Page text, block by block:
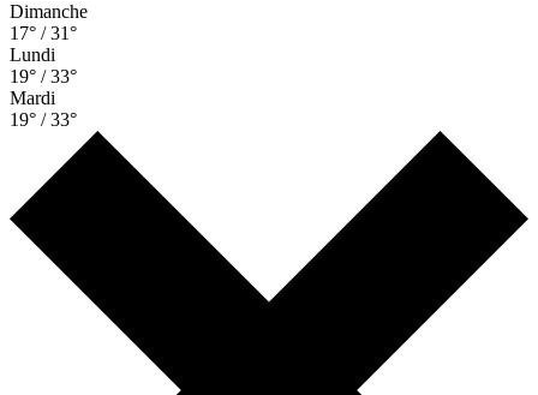
Dimanche
17° / 31°
Lundi
19° / 33°
Mardi
19° / 33°